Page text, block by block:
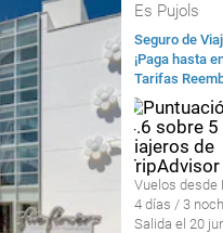
Es Pujols
Seguro de
¡Paga hasta
Tarifas
Vuelos desde
4 días / 3
Salida el 20